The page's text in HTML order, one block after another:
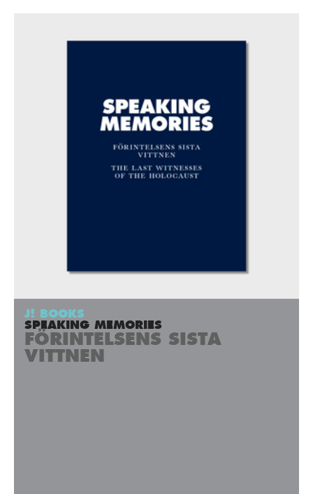
J! BOOKS
SPEAKING MEMORIES
FÖRINTELSENS SISTA
VITTNEN